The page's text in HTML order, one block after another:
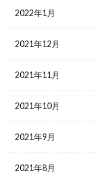
2022年1月
2021年12月
2021年11月
2021年10月
2021年9月
2021年8月